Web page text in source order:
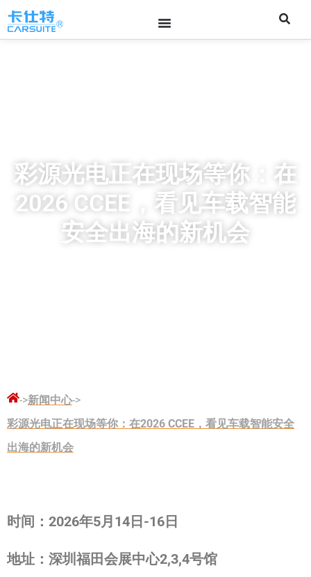
彩源光电正在现场等你：在
2026 CCEE，看见车载智能
安全出海的新机会
->新闻中心->
彩源光电正在现场等你：在2026 CCEE，看见车载智能安全
出海的新机会
时间： 2026年5月 14 日 -16 日
地址：深圳福田会展中心2,3,4号馆